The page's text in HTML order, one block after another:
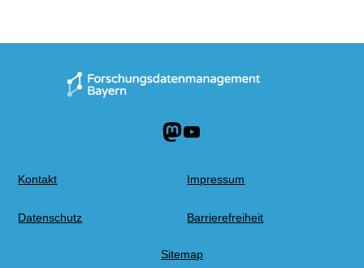
Mastodon
YouTube
Kontakt Impressum
Datenschutz Barrierefreiheit
Sitemap